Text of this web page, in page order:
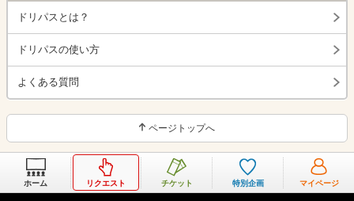
ドリパスとは？
ドリパスの使い方
よくある質問
ページトップへ
ホーム リクエスト チケット 特別企画 マイページ